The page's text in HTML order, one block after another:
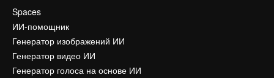
Spaces
ИИ-помощник
Генератор изображений ИИ
Генератор видео ИИ
Генератор голоса на основе ИИ